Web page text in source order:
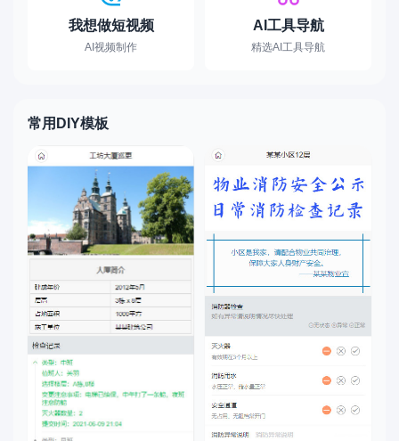
我想做短视频
AI视频制作
AI工具导航
精选AI工具导航
常用DIY模板